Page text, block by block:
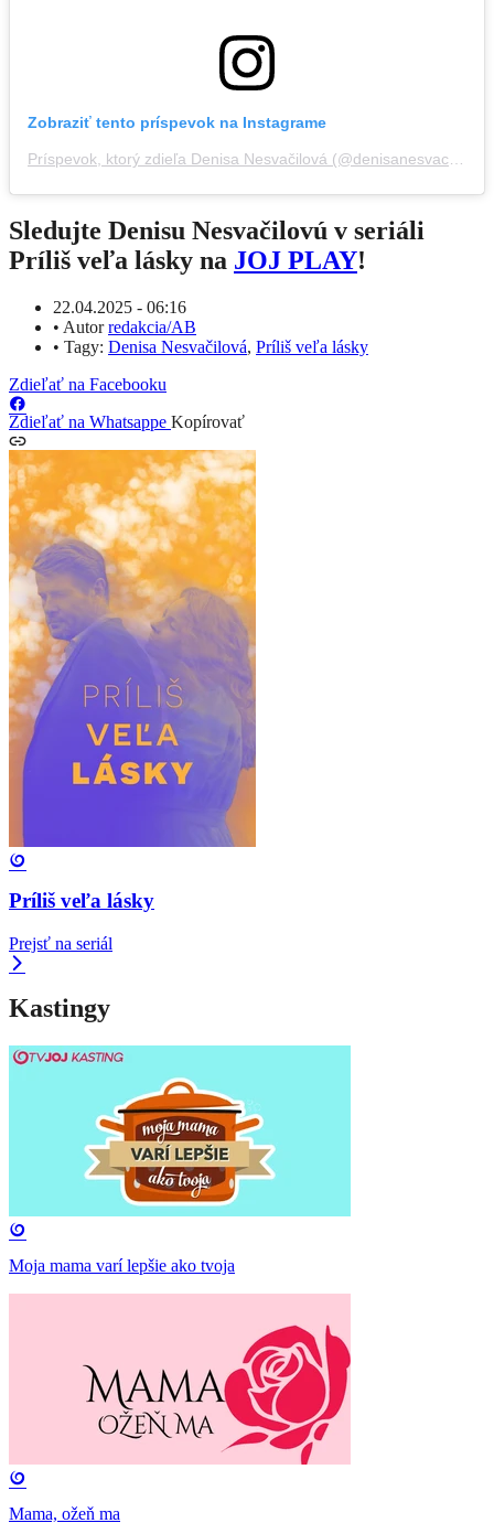
Zobraziť tento príspevok na Instagrame
Sledujte Denisu Nesvačilovú v seriáli
Príliš veľa lásky na JOJ PLAY!
22.04.2025 - 06:16
• Autorredakcia/AB
• Tagy: Denisa Nesvačilová, Príliš veľa lásky
Zdieľať na Facebooku
Zdieľať na Whatsappe Kopírovať
Príliš veľa lásky
Prejsť na seriál
Kastingy
Moja mama varí lepšie ako tvoja
Mama, ožeň ma